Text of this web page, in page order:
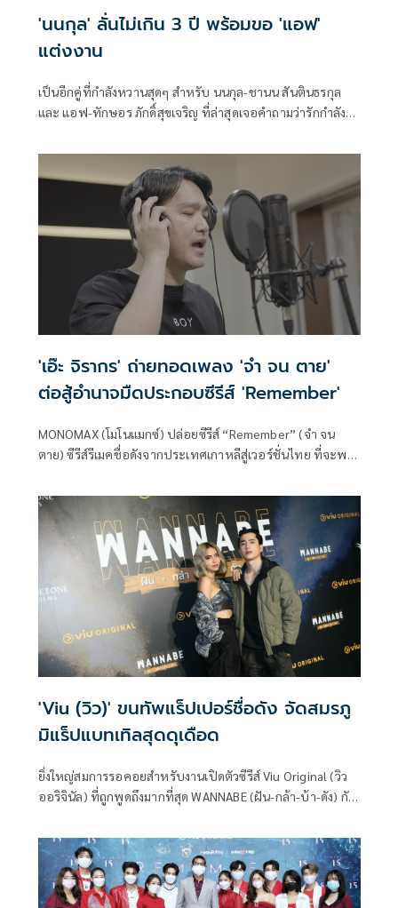
'นนกุล' ลั่นไม่เกิน 3 ปี พร้อมขอ 'แอฟ'
แต่งงาน
เป็นอีกคู่ที่กำลังหวานสุดๆ สำหรับ นนกุล-ชานน สันตินธรกุล
และ แอฟ-ทักษอร ภักดิ์สุขเจริญ ที่ล่าสุดเจอคำถามว่ารักกำลัง
พระเอกหนุ่ม เจมส์-จิรายุ ตั้งศรีสุข ยังคบกันมาตั้ง 10ปีกว่าจะ
ลงเอยขอแต่งงาน แต่หนุ่มนนกุลรีบบอกว่าแต่ตนเองนั้นขอไม่
'เอ๊ะ จิรากร' ถ่ายทอดเพลง 'จำ จน ตาย'
ต่อสู้อำนาจมืดประกอบซีรีส์ 'Remember'
MONOMAX (โมโนแมกซ์) ปล่อยซีรีส์ “Remember” (จำ จน
ตาย) ซีรีส์รีเมคชื่อดังจากประเทศเกาหลีสู่เวอร์ชั่นไทย ที่จะพา
สุดเดือด “จำจนตาย” ถ่ายทอดโดยศิลปินคุณภาพ เอ๊ะ-จิรากร
สมพิทักษ์
'Viu (วิว)' ขนทัพแร็ปเปอร์ชื่อดัง จัดสมรภู
มิแร็ปแบทเทิลสุดดุเดือด
ยิ่งใหญ่สมการรอคอยสำหรับงานเปิดตัวซีรีส์ Viu Original (วิว
ออริจินัล) ที่ถูกพูดถึงมากที่สุด WANNABE (ฝัน-กล้า-บ้า-ดัง) กับ
มาดแร็ปเปอร์หนุ่มสุดกวน พร้อมนักแสดงสาว มารีน่า-ศดานันท์
บาเล็นซิเอก้า ที่มาร่วมโชว์ความสามารถด้านการร้องเพลงในครั้ง
นี้ด้วย จากฝีมือการกำกับของ ต้อม-นิธิศ วงษ์เทศ ผู้กำกับชื่อดัง
ที่สร้างสรรค์ผลงานมาแล้วนับไม่ถ้วน ที่พร้อมออกอากาศทุกวัน